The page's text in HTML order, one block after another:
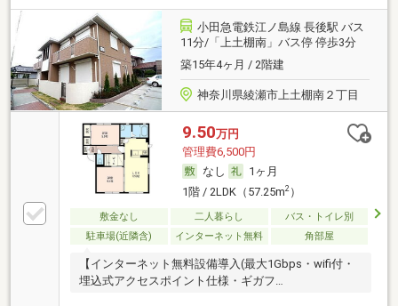
小田急電鉄江ノ島線 長後駅 バス
11分/「上土棚南」バス停 停歩3分
築15年4ヶ月 / 2階建
神奈川県綾瀬市上土棚南２丁目
9.50万円
管理費6,500円
なし
1ヶ月
1階 / 2LDK（57.25m2）
敷金なし 二人暮らし
バス・トイレ別
駐車場(近隣含)
インターネット無料 角部屋
【インターネット無料設備導入(最大1Gbps・wifi付・
埋込式アクセスポイント仕様・ギガフ…